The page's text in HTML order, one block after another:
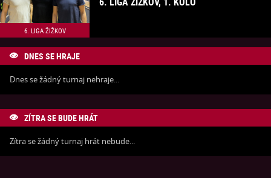
6. LIGA ŽIŽKOV
 DNES SE HRAJE
Dnes se žádný turnaj nehraje...
 ZÍTRA SE BUDE HRÁT
Zítra se žádný turnaj hrát nebude...